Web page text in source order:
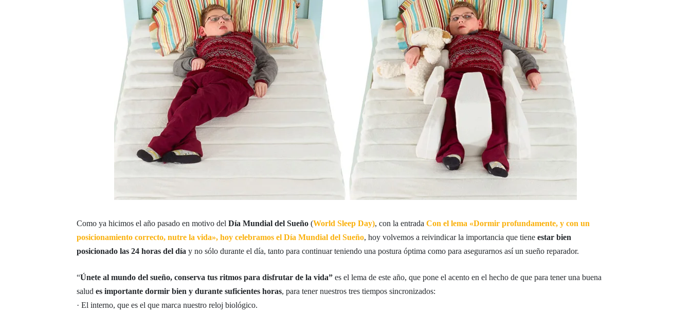
Como ya hicimos el año pasado en motivo delDía Mundial del Sueño (World Sleep Day), con la entradaCon el lema «Dormir profundamente, y con un
posicionamiento correcto, nutre la vida», hoy celebramos el Día Mundial del Sueño, hoy volvemos a reivindicar la importancia que tieneestar bien
posicionado las 24 horas del día y no sólo durante el día, tanto para continuar teniendo una postura óptima como para asegurarnos así un sueño reparador.
“Únete al mundo del sueño, conserva tus ritmos para disfrutar de la vida” es el lema de este año, que pone el acento en el hecho de que para tener una buena
saludes importante dormir bien y durante suficientes horas, para tener nuestros tres tiempos sincronizados:
· El interno, que es el que marca nuestro reloj biológico.